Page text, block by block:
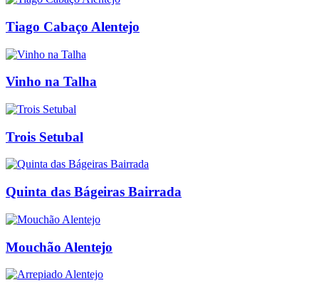
Tiago Cabaço Alentejo
Vinho na Talha
Trois Setubal
Quinta das Bágeiras Bairrada
Mouchão Alentejo